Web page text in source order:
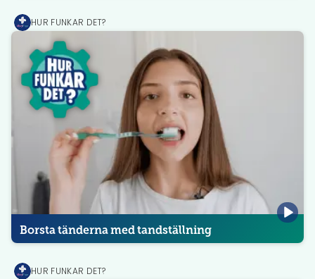
MediPrep
HUR FUNKAR DET?
Borsta tänderna med tandställning
HUR FUNKAR DET?